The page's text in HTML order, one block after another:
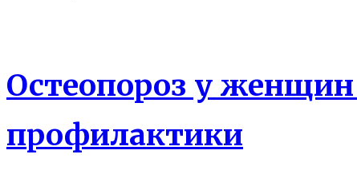
Остеопороз у
профилактики